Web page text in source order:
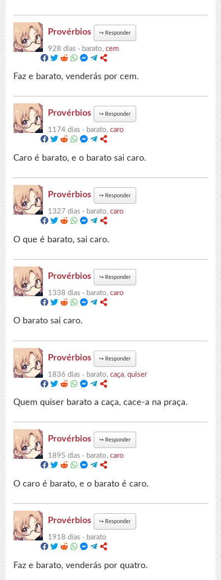
Provérbios ↪ Responder
928 dias · barato,cem
Faz e barato, venderás por cem.
Provérbios ↪ Responder
1174 dias · barato,caro
Caro é barato, e o barato sai caro.
Provérbios ↪ Responder
1327 dias · barato,caro
O que é barato, sai caro.
Provérbios ↪ Responder
1338 dias · barato,caro
O barato sai caro.
Provérbios ↪ Responder
1836 dias · barato,caça,quiser
Quem quiser barato a caça, cace-a na praça.
Provérbios ↪ Responder
1895 dias · barato,caro
O caro é barato, e o barato é caro.
Provérbios ↪ Responder
1918 dias · barato
Faz e barato, venderás por quatro.